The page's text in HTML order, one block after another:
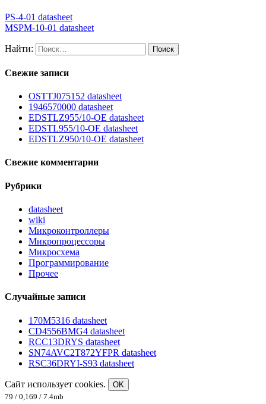
PS-4-01 datasheet
MSPM-10-01 datasheet
Найти:
Свежие записи
OSTTJ075152 datasheet
1946570000 datasheet
EDSTLZ955/10-OE datasheet
EDSTL955/10-OE datasheet
EDSTLZ950/10-OE datasheet
Свежие комментарии
Рубрики
datasheet
wiki
Микроконтроллеры
Микропроцессоры
Микросхема
Программирование
Прочее
Случайные записи
170M5316 datasheet
CD4556BMG4 datasheet
RCC13DRYS datasheet
SN74AVC2T872YFPR datasheet
RSC36DRYI-S93 datasheet
Сайт использует cookies.
OK
79 / 0,169 / 7.4mb